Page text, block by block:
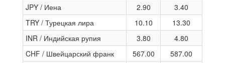
JPY / Иена
2.90
3.40
TRY / Турецкая лира
10.10
13.30
INR / Индийская рупия
3.80
4.80
CHF / Швейцарский франк
567.00
587.00